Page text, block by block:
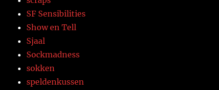
SF Sensibilities
Show en Tell
Sjaal
Sockmadness
sokken
speldenkussen